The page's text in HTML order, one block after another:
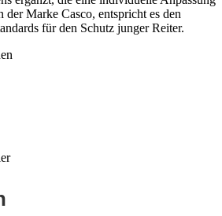
Marke Casco, entspricht es den
für den Schutz junger Reiter.